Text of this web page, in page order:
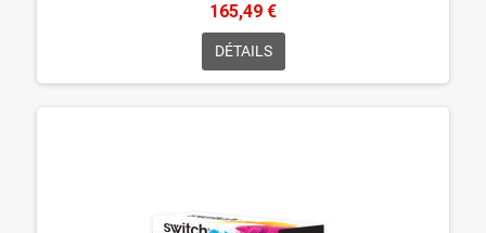
165,49 €
DÉTAILS